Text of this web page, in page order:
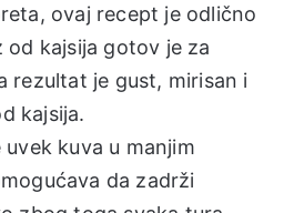
ovaj recept je odlično
od kajsija gotov je za
rezultat je gust, mirisan i
kajsija.
uvek kuva u manjim
da zadrži